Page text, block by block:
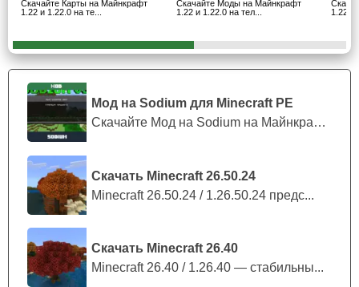
Мод на Sodium для Minecraft PE
Скачайте Мод на Sodium на Майнкрафт П...
Скачать Minecraft 26.50.24
Minecraft 26.50.24 / 1.26.50.24 предс...
Скачать Minecraft 26.40
Minecraft 26.40 / 1.26.40 — стабильны...
является натяжение самой верёвки. Если она будет
скот направится в самые разные стороны в Minecraft
Bedrock 1.22.72.
Существ тяжело контролировать, когда они идут в
разные стороны.
Торговля
Стоит отметить и изменения в плане торговли в
Майнкрафт Бедрок 1.22.72. Теперь жители будут менять
свои цены на вещи в зависимости от ресурсов главного
Скачайте Карты на Майнкрафт
1.22 и 1.22.0 на те...
Скачайте Моды на Майнкрафт
1.22 и 1.22.0 на тел...
1.22 и